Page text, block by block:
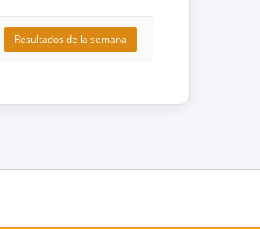
Resultados de la semana